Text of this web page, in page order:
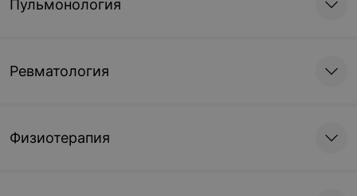
Пульмонология
Ревматология
Физиотерапия